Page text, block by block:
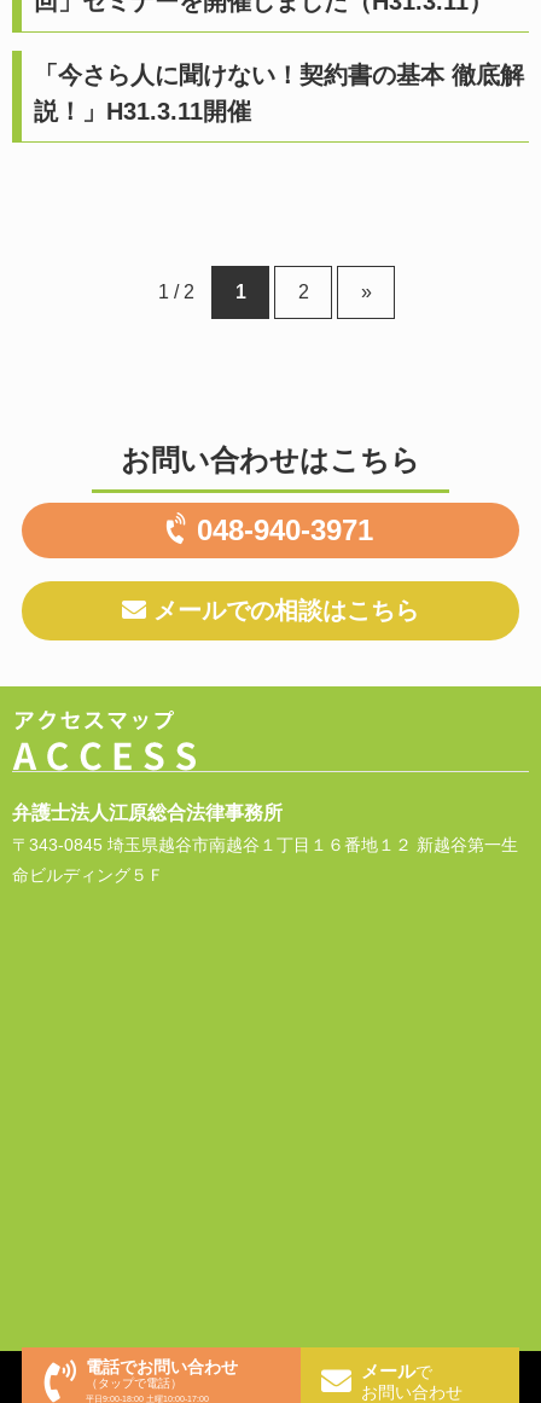
「今さら人に聞けない！契約書の基本 徹底解
説！」H31.3.11開催
1 / 2 1 2 »
お問い合わせはこちら
048-940-3971
メールでの相談はこちら
弁護士法人江原総合法律事務所
〒343-0845 埼玉県越谷市南越谷１丁目１６番地１２ 新越谷第一生
命ビルディング５Ｆ
Copyright © 2026 弁護士法人江原総合法律事務所 All Rights
Reserved.
電話でお問い合わせ
（タップで電話）
平日9:00-18:00 土曜10:00-17:00
メールで
お問い合わせ